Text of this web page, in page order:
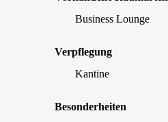
Business Lounge
Verpflegung
Kantine
Besonderheiten